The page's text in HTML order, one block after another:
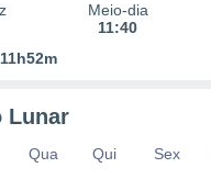
Meio-dia
11:40
11h52m
Lunar
Qua Qui Sex